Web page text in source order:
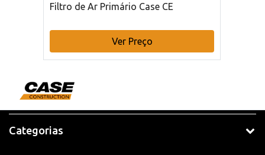
Filtro de Ar Primário Case CE
Ver Preço
Categorias